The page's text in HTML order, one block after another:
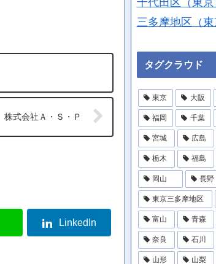
株式会社Ａ・Ｓ・Ｐ
LinkedIn
三多摩地区（東
タグクラウド
東京 大阪
福岡 千葉
宮城 広島
栃木 福島
岡山 長野
東京三多摩地区
富山 青森
奈良 石川
山形 山梨